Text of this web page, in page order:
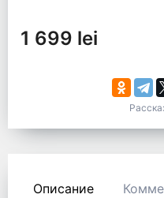
1 699 lei
Описание